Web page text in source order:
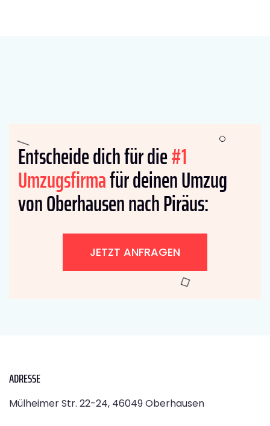
Entscheide dich für die#1
Umzugsfirmafür deinen Umzug
von Oberhausen nach Piräus:
JETZT ANFRAGEN
ADRESSE
Mülheimer Str. 22-24, 46049 Oberhausen